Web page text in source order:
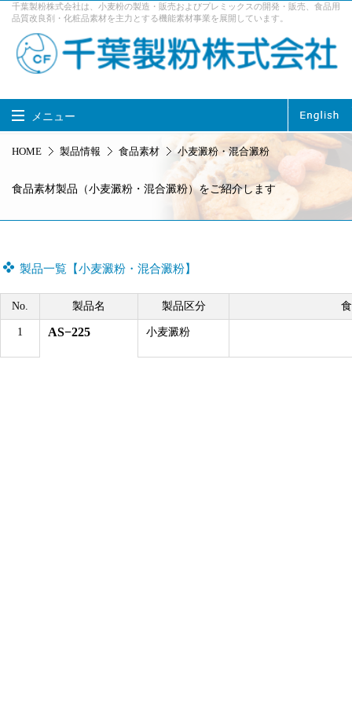
千葉製粉株式会社は、小麦粉の製造・販売およびプレミックスの開発・販売、食品用
品質改良剤・化粧品素材を主力とする機能素材事業を展開しています。
メニュー
千葉製粉株式会社 TOP
事業内容
サステナビリティ
アクセス
HOME 製品情報 食品素材 小麦澱粉・混合澱粉
食品素材製品（小麦澱粉・混合澱粉）をご紹介します
製品一覧【小麦澱粉・混合澱粉】
No. 製品名 製品区分
1 AS−225 小麦澱粉